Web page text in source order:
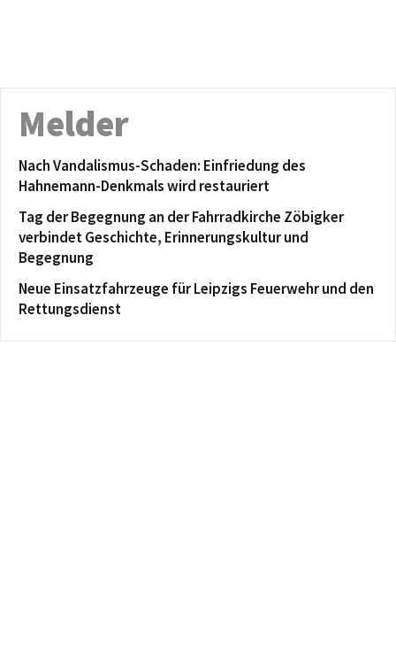
Melder
Nach Vandalismus-Schaden: Einfriedung des
Hahnemann-Denkmals wird restauriert
Tag der Begegnung an der Fahrradkirche Zöbigker
verbindet Geschichte, Erinnerungskultur und
Begegnung
Neue Einsatzfahrzeuge für Leipzigs Feuerwehr und den
Rettungsdienst